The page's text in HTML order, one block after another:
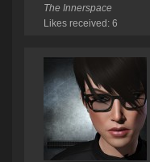
The Innerspace
Likes received: 6